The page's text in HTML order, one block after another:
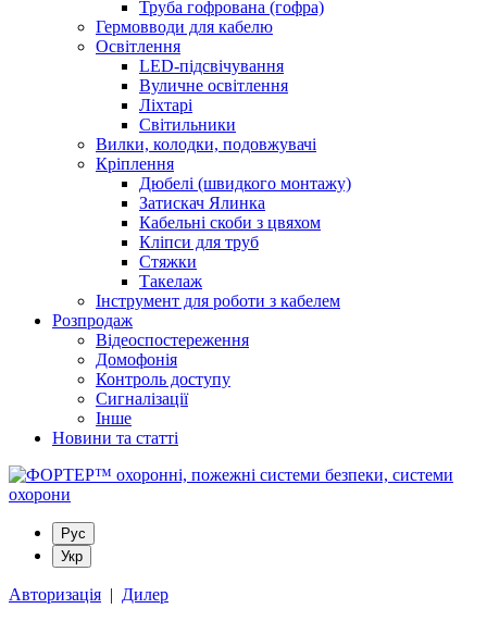
Труба гофрована (гофра)
Гермовводи для кабелю
Освітлення
LED-підсвічування
Вуличне освітлення
Ліхтарі
Світильники
Вилки, колодки, подовжувачі
Кріплення
Дюбелі (швидкого монтажу)
Затискач Ялинка
Кабельні скоби з цвяхом
Кліпси для труб
Стяжки
Такелаж
Інструмент для роботи з кабелем
Розпродаж
Відеоспостереження
Домофонія
Контроль доступу
Сигналізації
Інше
Новини та статті
Рус
Укр
Авторизація | Дилер